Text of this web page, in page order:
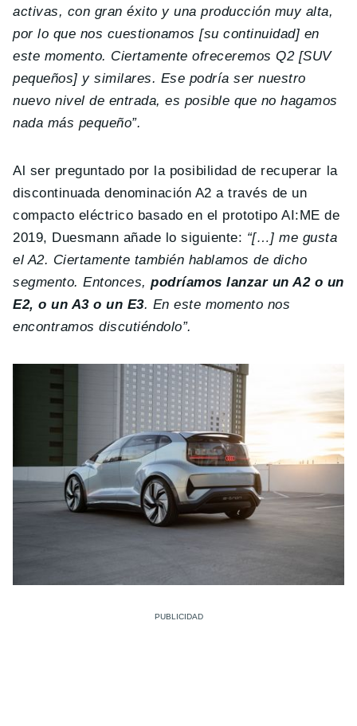
activas, con gran éxito y una producción muy alta,
por lo que nos cuestionamos [su continuidad] en
este momento. Ciertamente ofreceremos Q2 [SUV
pequeños] y similares. Ese podría ser nuestro
nuevo nivel de entrada, es posible que no hagamos
nada más pequeño”.
Al ser preguntado por la posibilidad de recuperar la
discontinuada denominación A2 a través de un
compacto eléctrico basado en el prototipo AI:ME de
2019, Duesmann añade lo siguiente: “[…] me gusta
el A2. Ciertamente también hablamos de dicho
segmento. Entonces,podríamos lanzar un A2 o un
E2, o un A3 o un E3. En este momento nos
encontramos discutiéndolo”.